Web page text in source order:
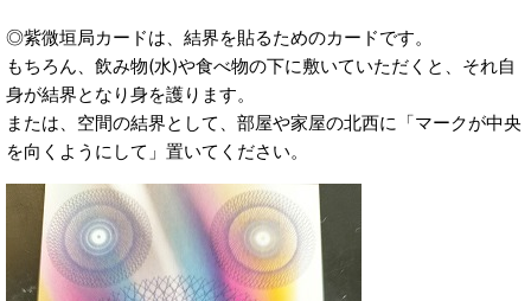
◎紫微垣局カードは、結界を貼るためのカードです。
もちろん、飲み物(水)や食べ物の下に敷いていただくと、それ自
身が結界となり身を護ります。
または、空間の結界として、部屋や家屋の北西に「マークが中央
を向くようにして」置いてください。